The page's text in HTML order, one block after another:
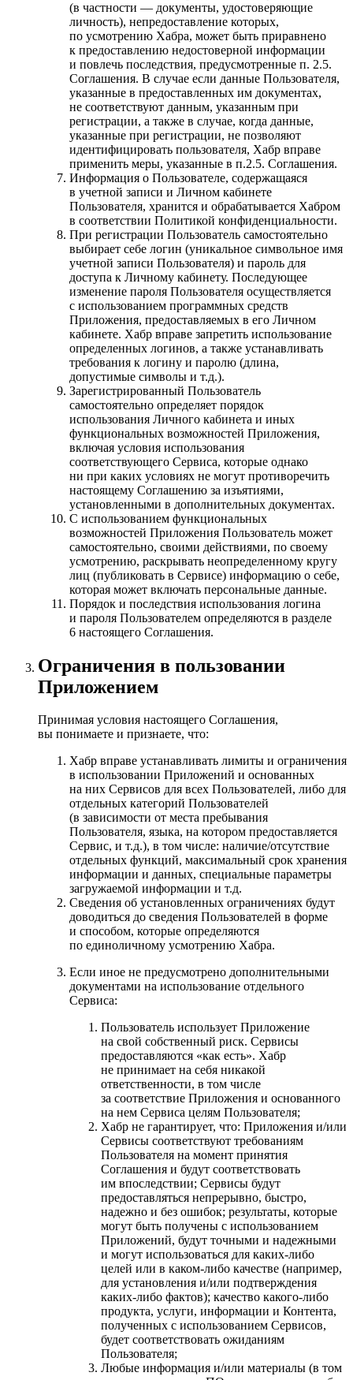
(в частности — документы, удостоверяющие
личность), непредоставление которых,
по усмотрению Хабра, может быть приравнено
к предоставлению недостоверной информации
и повлечь последствия, предусмотренные п. 2.5.
Соглашения. В случае если данные Пользователя,
указанные в предоставленных им документах,
не соответствуют данным, указанным при
регистрации, а также в случае, когда данные,
указанные при регистрации, не позволяют
идентифицировать пользователя, Хабр вправе
применить меры, указанные в п.2.5. Соглашения.
Информация о Пользователе, содержащаяся
в учетной записи и Личном кабинете
Пользователя, хранится и обрабатывается Хабром
в соответствии Политикой конфиденциальности.
При регистрации Пользователь самостоятельно
выбирает себе логин (уникальное символьное имя
учетной записи Пользователя) и пароль для
доступа к Личному кабинету. Последующее
изменение пароля Пользователя осуществляется
с использованием программных средств
Приложения, предоставляемых в его Личном
кабинете. Хабр вправе запретить использование
определенных логинов, а также устанавливать
требования к логину и паролю (длина,
допустимые символы и т.д.).
Зарегистрированный Пользователь
самостоятельно определяет порядок
использования Личного кабинета и иных
функциональных возможностей Приложения,
включая условия использования
соответствующего Сервиса, которые однако
ни при каких условиях не могут противоречить
настоящему Соглашению за изъятиями,
установленными в дополнительных документах.
С использованием функциональных
возможностей Приложения Пользователь может
самостоятельно, своими действиями, по своему
усмотрению, раскрывать неопределенному кругу
лиц (публиковать в Сервисе) информацию о себе,
которая может включать персональные данные.
Порядок и последствия использования логина
и пароля Пользователем определяются в разделе
6 настоящего Соглашения.
Ограничения в пользовании
Приложением
Принимая условия настоящего Соглашения,
вы понимаете и признаете, что:
Хабр вправе устанавливать лимиты и ограничения
в использовании Приложений и основанных
на них Сервисов для всех Пользователей, либо для
отдельных категорий Пользователей
(в зависимости от места пребывания
Пользователя, языка, на котором предоставляется
Сервис, и т.д.), в том числе: наличие/отсутствие
отдельных функций, максимальный срок хранения
информации и данных, специальные параметры
загружаемой информации и т.д.
Сведения об установленных ограничениях будут
доводиться до сведения Пользователей в форме
и способом, которые определяются
по единоличному усмотрению Хабра.
Если иное не предусмотрено дополнительными
документами на использование отдельного
Сервиса:
Пользователь использует Приложение
на свой собственный риск. Сервисы
предоставляются «как есть». Хабр
не принимает на себя никакой
ответственности, в том числе
за соответствие Приложения и основанного
на нем Сервиса целям Пользователя;
Хабр не гарантирует, что: Приложения и/или
Сервисы соответствуют требованиям
Пользователя на момент принятия
Соглашения и будут соответствовать
им впоследствии; Сервисы будут
предоставляться непрерывно, быстро,
надежно и без ошибок; результаты, которые
могут быть получены с использованием
Приложений, будут точными и надежными
и могут использоваться для каких-либо
целей или в каком-либо качестве (например,
для установления и/или подтверждения
каких-либо фактов); качество какого-либо
продукта, услуги, информации и Контента,
полученных с использованием Сервисов,
будет соответствовать ожиданиям
Пользователя;
Любые информация и/или материалы (в том